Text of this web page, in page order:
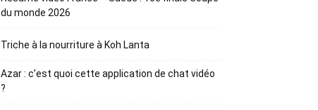
du monde 2026
Triche à la nourriture à Koh Lanta
Azar : c’est quoi cette application de chat vidéo
?